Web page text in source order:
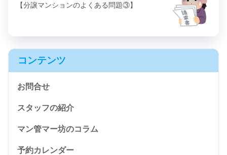
【分譲マンションのよくある問題③】
コンテンツ
お問合せ
スタッフの紹介
マン管マー坊のコラム
予約カレンダー